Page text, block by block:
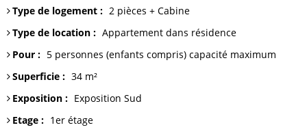
Type de logement : 2 pièces + Cabine
Type de location : Appartement dans résidence
Pour : 5 personnes (enfants compris) capacité maximum
Superficie : 34 m²
Exposition : Exposition Sud
Etage : 1er étage